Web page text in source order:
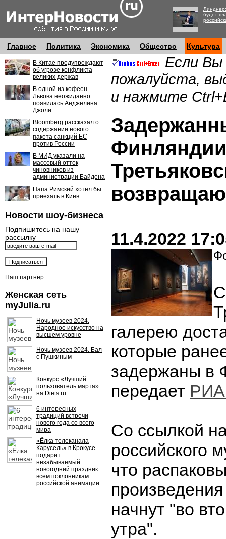
будет
Главное Политика Экономика Общество Культура
В Китае предупреждают
об угрозе конфликта
великих держав
В одной из кофеен
Львова неожиданно
появилась Анджелина
Джоли
Bloomberg рассказал о
содержании нового
пакета санкций ЕС
против России
В МИД указали на
массовый отток
чиновников из
администрации Байдена
Папа Римский хотел бы
приехать в Киев
Новости шоу-бизнеса
Подпишитесь на нашу
рассылку
Наш партнёр
Женская сеть
myJulia.ru
Ночь музеев 2024.
Народное искусство на
высшем уровне
Ночь музеев 2024. Бал
с Пушкиным
Конкурс «Лучший
пользователь марта»
на Diets.ru
6 интересных
традиций встречи
нового года со всего
мира
«Ёлка телеканала
Карусель» в Крокусе
подарит
незабываемый
новогодний праздник
всем поклонникам
российской анимации
Если Вы
пожалуйста,
и нажмите
11.4.2022
галерею
которые
задержаны в
передает РИА
Со ссылкой
российского
что
произведения
начнут "во
утра".